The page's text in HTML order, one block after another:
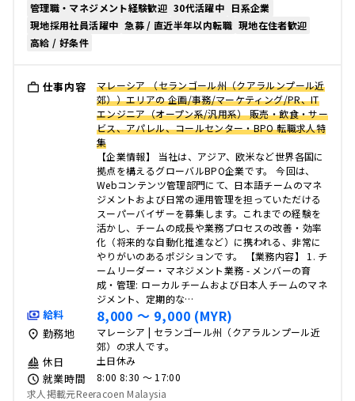
管理職・マネジメント経験歓迎 30代活躍中 日系企業
現地採用社員活躍中 急募 / 直近半年以内転職 現地在住者歓迎
高給 / 好条件
仕事内容
マレーシア （セランゴール州（クアラルンプール近
郊））エリアの 企画/事務/マーケティング/PR、IT
エンジニア（オープン系/汎用系） 販売・飲食・サー
ビス、アパレル、コールセンター・BPO 転職求人特
集
【企業情報】 当社は、アジア、欧米など世界各国に
拠点を構えるグローバルBPO企業です。 今回は、
Webコンテンツ管理部門にて、日本語チームのマネ
ジメントおよび日常の運用管理を担っていただける
スーパーバイザーを募集します。これまでの経験を
活かし、チームの成長や業務プロセスの改善・効率
化（将来的な自動化推進など）に携われる、非常に
やりがいのあるポジションです。 【業務内容】 1. チ
ームリーダー・マネジメント業務 - メンバーの育
成・管理: ローカルチームおよび日本人チームのマネ
ジメント、定期的な…
給料 8,000 〜 9,000 (MYR)
勤務地
マレーシア | セランゴール州（クアラルンプール近
郊）の求人です。
休日 土日休み
就業時間
8:00 8:30 〜 17:00
求人掲載元Reeracoen Malaysia